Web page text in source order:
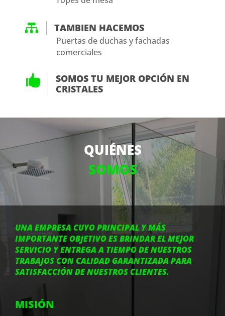
 TAMBIEN HACEMOS
Puertas de duchas y fachadas
comerciales

SOMOS TU MEJOR OPCIÓN EN
CRISTALES
QUIÉNES
SOMOS
UNA EMPRESA CUYO PRINCIPAL Y MÁS
IMPORTANTE OBJETIVO ES BRINDAR EL MEJOR
SERVICIO Y ENTREGA A TIEMPO DE NUESTROS
TRABAJOS CON CALIDAD GARANTIZADA PARA
SATISFACCIÓN DE NUESTROS CLIENTES.
MISIÓN